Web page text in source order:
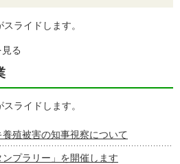
ライドします。
る
ライドします。
殖被害の知事視察について
ンプラリー」を開催します